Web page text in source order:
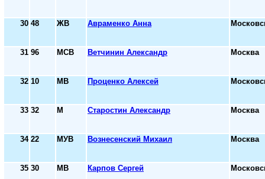
30 48 ЖВ Авраменко Анна
31 96 МСВ Ветчинин Александр Москва
32 10 МВ Проценко Алексей
33 32 М Старостин Александр Москва
34 22 МУВ Вознесенский Михаил Москва
35 30 МВ Карпов Сергей